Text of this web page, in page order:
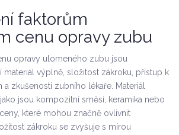
faktorům
cenu opravy zubu
opravy ulomeného zubu jsou
materiál výplně, složitost zákroku, přístup k
zkušenosti zubního lékaře. Materiál
jsou kompozitní směsi, keramika nebo
které mohou značně ovlivnit
zákroku se zvyšuje s mírou